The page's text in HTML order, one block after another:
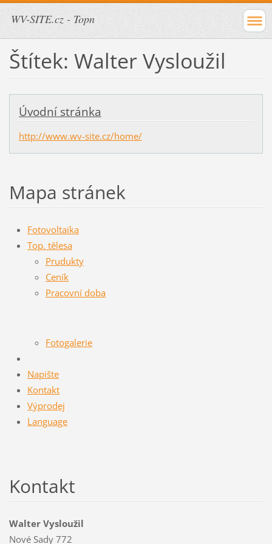
WV-SITE.cz - Topn
Štítek: Walter Vysloužil
Úvodní stránka
http://www.wv-site.cz/home/
Mapa stránek
Fotovoltaika
Top. tělesa
Prudukty
Ceník
Pracovní doba
Fotogalerie
Napište
Kontakt
Výprodej
Language
Kontakt
Walter Vysloužil
Nové Sady 772